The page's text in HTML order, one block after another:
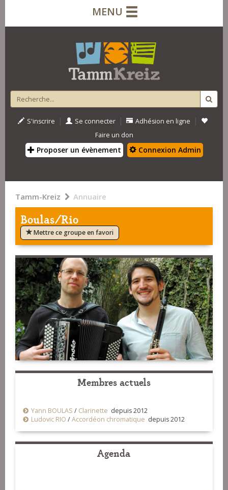
MENU
S'inscrire | Se connecter | Adhésion en ligne |
Faire un don
Proposer un évènement Connexion Admin
Tamm-Kreiz Annuaire
Boulas/Rio
Mettre ce groupe en favori
Membres actuels
Yann BOULAS / Clarinette depuis 2012
Ludovic RIO /Accordéon chromatique depuis 2012
Agenda